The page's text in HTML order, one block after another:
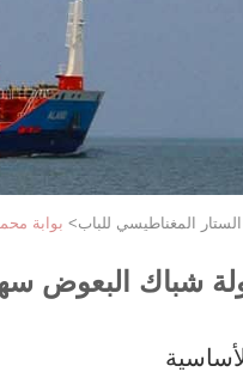
الستار المغناطيسي للباب> بوابة
شباك البعوض